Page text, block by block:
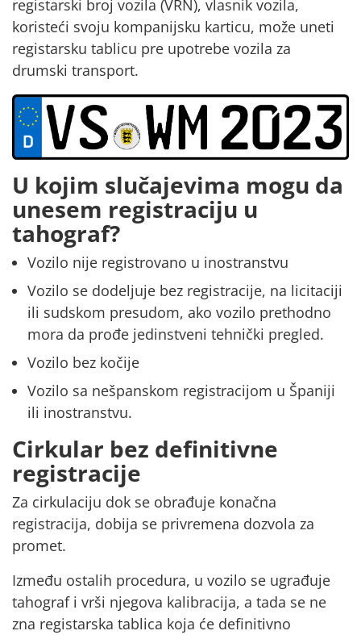
registarski broj vozila (VRN), vlasnik vozila,
koristeći svoju kompanijsku karticu, može uneti
registarsku tablicu pre upotrebe vozila za
drumski transport.
U kojim slučajevima mogu da
unesem registraciju u
tahograf?
Vozilo nije registrovano u inostranstvu
Vozilo se dodeljuje bez registracije, na licitaciji
ili sudskom presudom, ako vozilo prethodno
mora da prođe jedinstveni tehnički pregled.
Vozilo bez kočije
Vozilo sa nešpanskom registracijom u Španiji
ili inostranstvu.
Cirkular bez definitivne
registracije
Za cirkulaciju dok se obrađuje konačna
registracija, dobija se privremena dozvola za
promet.
Između ostalih procedura, u vozilo se ugrađuje
tahograf i vrši njegova kalibracija, a tada se ne
zna registarska tablica koja će definitivno